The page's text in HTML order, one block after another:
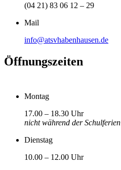
(04 21) 83 06 12 – 29
Mail
info@atsvhabenhausen.de
Öffnungszeiten
Montag
17.00 – 18.30 Uhr
nicht während der Schulferien
Dienstag
10.00 – 12.00 Uhr